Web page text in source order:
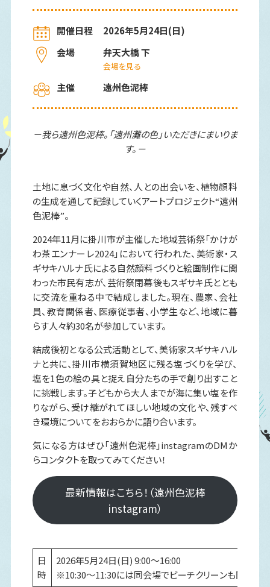
開催日程
2026年5月24日(日)
会場
弁天大橋 下
会場を見る
主催 遠州色泥棒
－我ら遠州色泥棒。「遠州灘の色」いただきにまいりま
す。－
土地に息づく文化や自然、人との出会いを、植物顔料
の生成を通して記録していくアートプロジェクト“遠州
色泥棒”。
2024年11月に掛川市が主催した地域芸術祭「かけが
わ茶エンナーレ2024」において行われた、美術家・ス
ギサキハルナ氏による自然顔料づくりと絵画制作に関
わった市民有志が、芸術祭閉幕後もスギサキ氏ととも
に交流を重ねる中で結成しました。現在、農家、会社
員、教育関係者、医療従事者、小学生など、地域に暮
らす人々約30名が参加しています。
結成後初となる公式活動として、美術家スギサキハル
ナと共に、掛川市横須賀地区に残る塩づくりを学び、
塩を1色の絵の具と捉え自分たちの手で創り出すこと
に挑戦します。子どもから大人までが海に集い塩を作
りながら、受け継がれてほしい地域の文化や、残すべ
き環境についてをおおらかに語り合います。
気になる方はぜひ「遠州色泥棒」instagramのDMか
らコンタクトを取ってみてください！
最新情報はこちら！（遠州色泥棒
instagram）
日
時
2026年5月24日(日) 9:00～16:00
※10:30～11:30には同会場でビーチクリーンも開催（ビ